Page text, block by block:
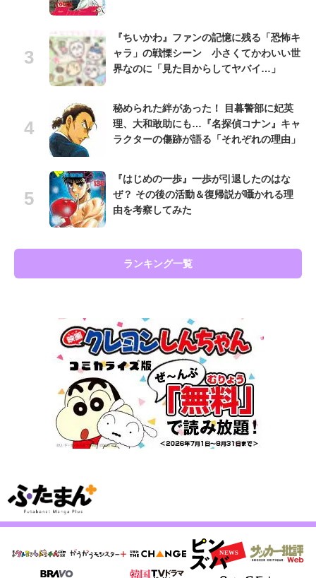
『ちいかわ』ファンの記憶に残る「恐怖キ
ャラ」の戦慄シーン 小さくてかわいい世
界なのに「見た目からしてヤバイ…」
秘められた絆があった！ 目暮警部に妃英
理、大和敢助にも…『名探偵コナン』キャ
ラクターの傷跡が語る「それぞれの理由」
『はじめの一歩』一歩が引退したのはな
ぜ？ その後の活動＆復帰説が囁かれる理
由を考察してみた
ランキング一覧